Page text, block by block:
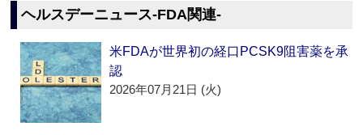
ヘルスデーニュース‐FDA関連‐
米FDAが世界初の経口PCSK9阻害薬を承
認
2026年07月21日 (火)